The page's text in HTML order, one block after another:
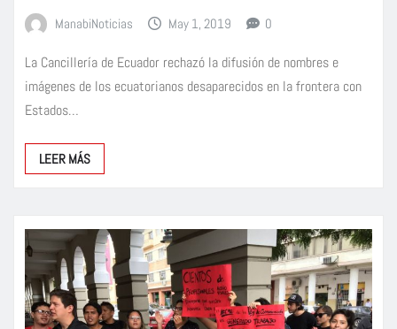
ManabiNoticias May 1, 2019 0
La Cancillería de Ecuador rechazó la difusión de nombres e
imágenes de los ecuatorianos desaparecidos en la frontera con
Estados…
LEER MÁS